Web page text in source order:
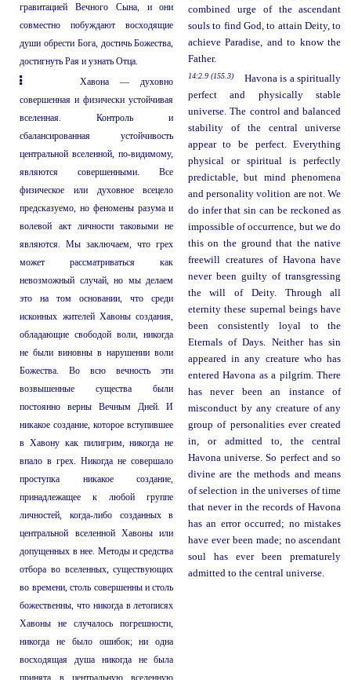
гравитацией Вечного Сына, и они
совместно побуждают восходящие
души обрести Бога, достичь Божества,
достигнуть Рая и узнать Отца.
combined urge of the ascendant
souls to find God, to attain Deity, to
achieve Paradise, and to know the
Father.
Хавона — духовно
совершенная и физически устойчивая
вселенная. Контроль и
сбалансированная устойчивость
центральной вселенной, по-видимому,
являются совершенными. Все
физическое или духовное всецело
предсказуемо, но феномены разума и
волевой акт личности таковыми не
являются. Мы заключаем, что грех
может рассматриваться как
невозможный случай, но мы делаем
это на том основании, что среди
исконных жителей Хавоны создания,
обладающие свободой воли, никогда
не были виновны в нарушении воли
Божества. Во всю вечность эти
возвышенные существа были
постоянно верны Вечным Дней. И
никакое создание, которое вступившее
в Хавону как пилигрим, никогда не
впало в грех. Никогда не совершало
проступка никакое создание,
принадлежащее к любой группе
личностей, когда-либо созданных в
центральной вселенной Хавоны или
допущенных в нее. Методы и средства
отбора во вселенных, существующих
во времени, столь совершенны и столь
божественны, что никогда в летописях
Хавоны не случалось погрешности,
никогда не было ошибок; ни одна
восходящая душа никогда не была
14:2.9 (155.3)
Havona is a spiritually
perfect and physically stable
universe. The control and balanced
stability of the central universe
appear to be perfect. Everything
physical or spiritual is perfectly
predictable, but mind phenomena
and personality volition are not. We
do infer that sin can be reckoned as
impossible of occurrence, but we do
this on the ground that the native
freewill creatures of Havona have
never been guilty of transgressing
the will of Deity. Through all
eternity these supernal beings have
been consistently loyal to the
Eternals of Days. Neither has sin
appeared in any creature who has
entered Havona as a pilgrim. There
has never been an instance of
misconduct by any creature of any
group of personalities ever created
in, or admitted to, the central
Havona universe. So perfect and so
divine are the methods and means
of selection in the universes of time
that never in the records of Havona
has an error occurred; no mistakes
have ever been made; no ascendant
soul has ever been prematurely
admitted to the central universe.